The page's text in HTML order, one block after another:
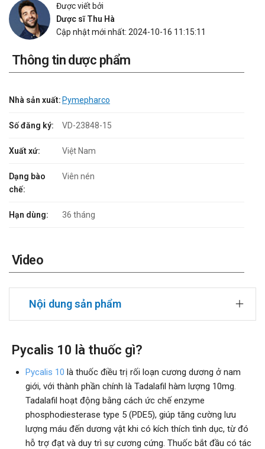
Được viết bởi
Dược sĩ Thu Hà
Cập nhật mới nhất: 2024-10-16 11:15:11
Thông tin dược phẩm
Nhà sản xuất: Pymepharco
Số đăng ký: VD-23848-15
Xuất xứ: Việt Nam
Dạng bào
chế:
Viên nén
Hạn dùng: 36 tháng
Video
Nội dung sản phẩm
Pycalis 10 là thuốc gì?
Pycalis 10 là thuốc điều trị rối loạn cương dương ở nam
giới, với thành phần chính là Tadalafil hàm lượng 10mg.
Tadalafil hoạt động bằng cách ức chế enzyme
phosphodiesterase type 5 (PDE5), giúp tăng cường lưu
lượng máu đến dương vật khi có kích thích tình dục, từ đó
hỗ trợ đạt và duy trì sự cương cứng. Thuốc bắt đầu có tác